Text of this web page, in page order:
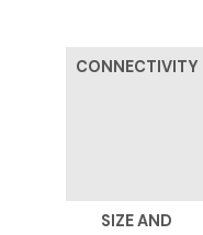
CONNECTIVITY
SIZE AND